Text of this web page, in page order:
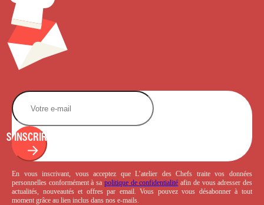
S'INSCRIRE
En vous inscrivant, vous acceptez que L’atelier des Chefs traite vos données
personnelles conformément à sa politique de confidentialité afin de vous adresser des
actualités, nouveautés et offres par email. Vous pouvez vous désabonner à tout
moment grâce au lien inclus dans nos e-mails.